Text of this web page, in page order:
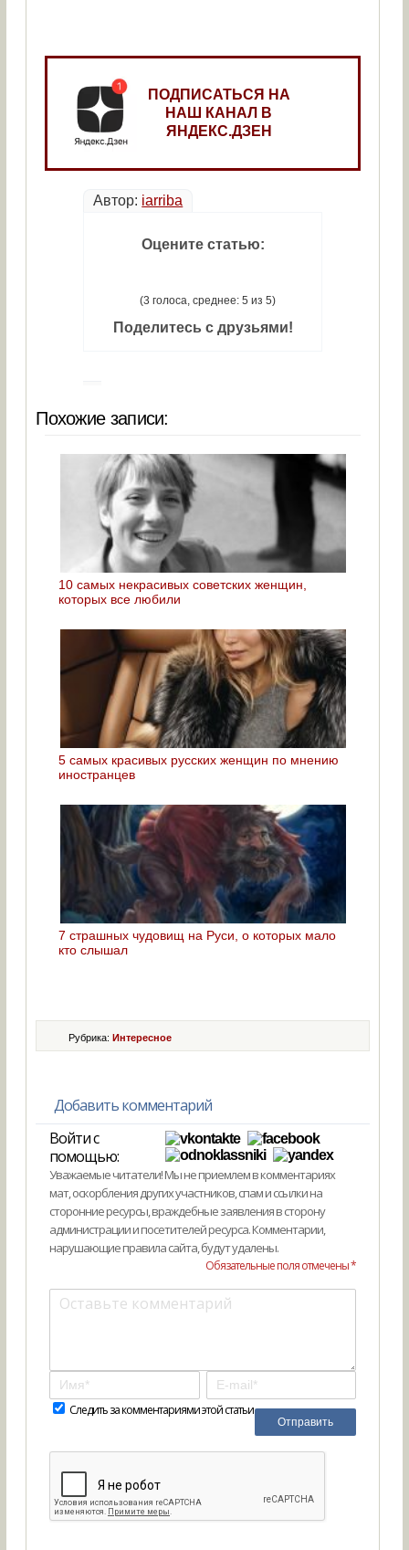
ПОДПИСАТЬСЯ НА
НАШ КАНАЛ В
ЯНДЕКС.ДЗЕН
Автор: iarriba
Оцените статью:
(3 голоса, среднее: 5 из 5)
Поделитесь с друзьями!
Похожие записи:
10 самых некрасивых советских женщин,
которых все любили
5 самых красивых русских женщин по мнению
иностранцев
7 страшных чудовищ на Руси, о которых мало
кто слышал
Рубрика: Интересное
Добавить комментарий
Войти с
помощью:
Уважаемые читатели! Мы не приемлем в комментариях
мат, оскорбления других участников, спам и ссылки на
сторонние ресурсы, враждебные заявления в сторону
администрации и посетителей ресурса. Комментарии,
нарушающие правила сайта, будут удалены.
Обязательные поля отмечены *
Следить за комментариями этой статьи